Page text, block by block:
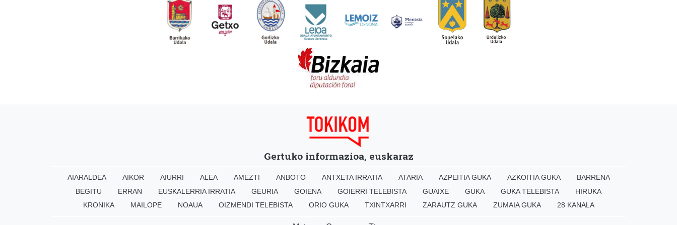
Gertuko informazioa, euskaraz
AIARALDEA AIKOR AIURRI ALEA AMEZTI ANBOTO ANTXETA IRRATIA ATARIA AZPEITIA GUKA AZKOITIA GUKA
BARRENA
BEGITU
ERRAN EUSKALERRIA IRRATIA GEURIA GOIENA GOIERRI TELEBISTA GUAIXE GUKA GUKA TELEBISTA
HIRUKA
KRONIKA
MAILOPE NOAUA OIZMENDI TELEBISTA ORIO GUKA TXINTXARRI ZARAUTZ GUKA ZUMAIA GUKA 28 KANALA